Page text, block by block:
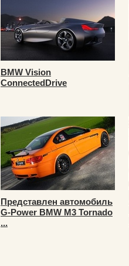
BMW Vision
ConnectedDrive
Представлен автомобиль
G-Power BMW M3 Tornado
...